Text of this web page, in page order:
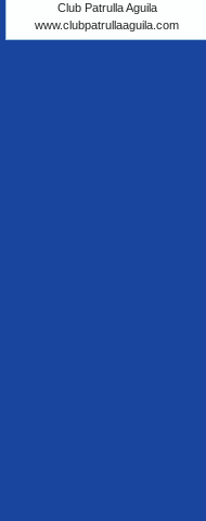
Club Patrulla Aguila
www.clubpatrullaaguila.com